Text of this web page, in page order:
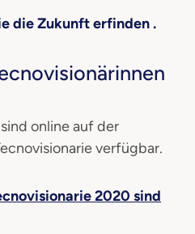
die Zukunft erfinden.
online auf der
verfügbar.
2020 sind